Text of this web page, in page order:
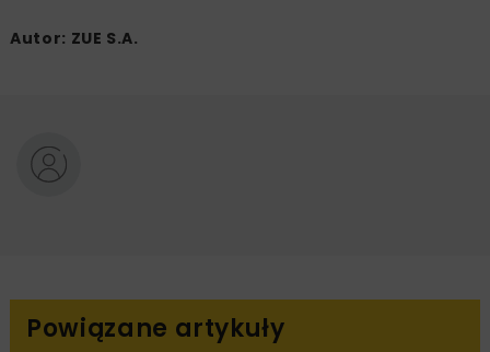
Autor: ZUE S.A.
Powiązane artykuły